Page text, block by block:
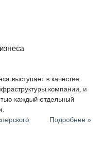
выступает в качестве
компании, и
каждый отдельный
Подробнее »